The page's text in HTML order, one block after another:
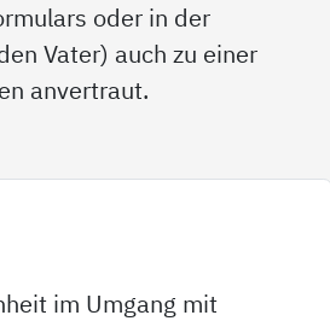
oder in der
Vater) auch zu einer
anvertraut.
im Umgang mit